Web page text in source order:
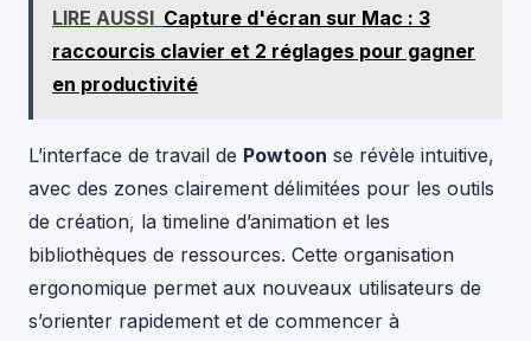
LIRE AUSSI Capture d'écran sur Mac : 3
raccourcis clavier et 2 réglages pour gagner
en productivité
L’interface de travail de Powtoon se révèle intuitive,
avec des zones clairement délimitées pour les outils
de création, la timeline d’animation et les
bibliothèques de ressources. Cette organisation
ergonomique permet aux nouveaux utilisateurs de
s’orienter rapidement et de commencer à